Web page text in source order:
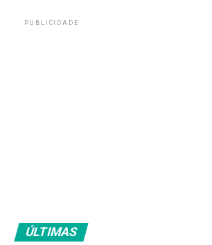
PUBLICIDADE
ÚLTIMAS